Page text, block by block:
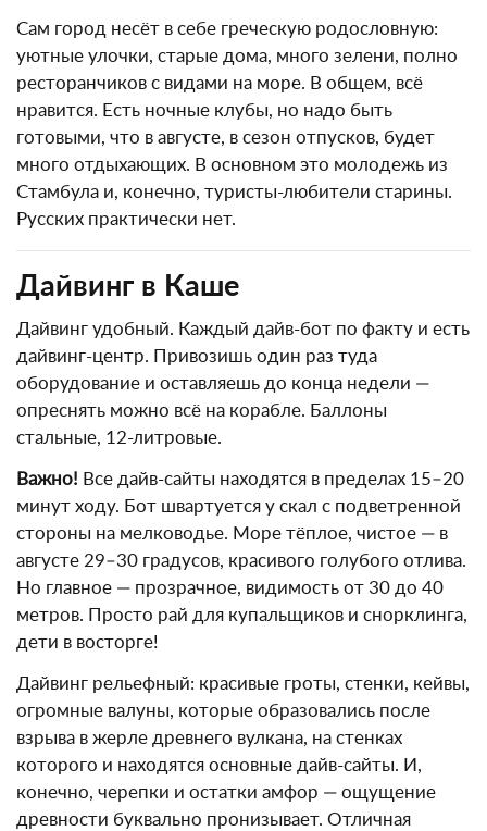
Сам город несёт в себе греческую родословную:
уютные улочки, старые дома, много зелени, полно
ресторанчиков с видами на море. В общем, всё
нравится. Есть ночные клубы, но надо быть
готовыми, что в августе, в сезон отпусков, будет
много отдыхающих. В основном это молодежь из
Стамбула и, конечно, туристы-любители старины.
Русских практически нет.
Дайвинг в Каше
Дайвинг удобный. Каждый дайв-бот по факту и есть
дайвинг-центр. Привозишь один раз туда
оборудование и оставляешь до конца недели —
опреснять можно всё на корабле. Баллоны
стальные, 12-литровые.
Важно! Все дайв-сайты находятся в пределах 15–20
минут ходу. Бот швартуется у скал с подветренной
стороны на мелководье. Море тёплое, чистое — в
августе 29–30 градусов, красивого голубого отлива.
Но главное — прозрачное, видимость от 30 до 40
метров. Просто рай для купальщиков и снорклинга,
дети в восторге!
Дайвинг рельефный: красивые гроты, стенки, кейвы,
огромные валуны, которые образовались после
взрыва в жерле древнего вулкана, на стенках
которого и находятся основные дайв-сайты. И,
конечно, черепки и остатки амфор — ощущение
древности буквально пронизывает. Отличная